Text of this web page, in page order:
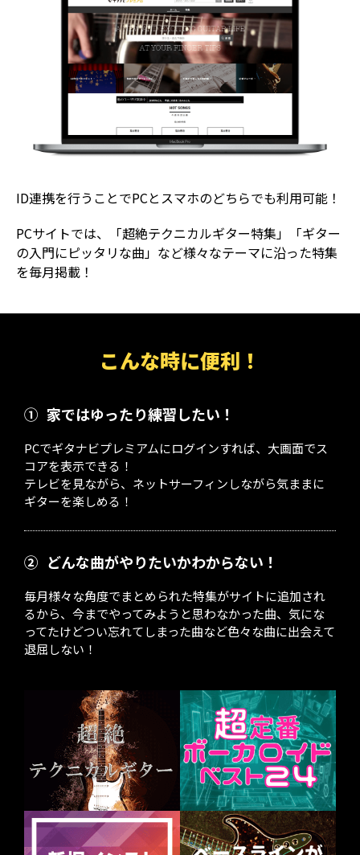
ID連携を行うことでPCとスマホのどちらでも利用可能！
PCサイトでは、「超絶テクニカルギター特集」「ギター
の入門にピッタリな曲」など様々なテーマに沿った特集
を毎月掲載！
こんな時に便利！
① 家ではゆったり練習したい！
PCでギタナビプレミアムにログインすれば、大画面でス
コアを表示できる！
テレビを見ながら、ネットサーフィンしながら気ままに
ギターを楽しめる！
② どんな曲がやりたいかわからない！
毎月様々な角度でまとめられた特集がサイトに追加され
るから、今までやってみようと思わなかった曲、気にな
ってたけどつい忘れてしまった曲など色々な曲に出会えて
退屈しない！